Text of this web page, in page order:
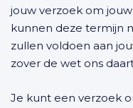
jouw verzoek om
kunnen deze termijn
zullen voldoen aan
zover de wet ons
Je kunt een verzoek